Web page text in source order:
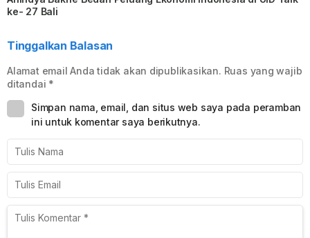
ke- 27 Bali
Tinggalkan Balasan
Alamat email Anda tidak akan dipublikasikan. Ruas yang wajib
ditandai *
Simpan nama, email, dan situs web saya pada peramban
ini untuk komentar saya berikutnya.